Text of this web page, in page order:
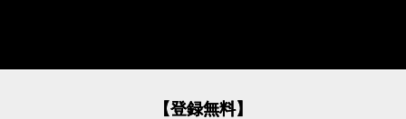
【登録無料】